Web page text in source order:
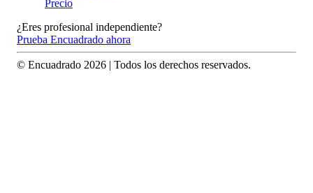
Precio
¿Eres profesional independiente?
Prueba Encuadrado ahora
© Encuadrado 2026 | Todos los derechos reservados.